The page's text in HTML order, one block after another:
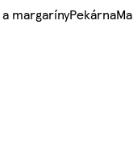
margarínyPekárna